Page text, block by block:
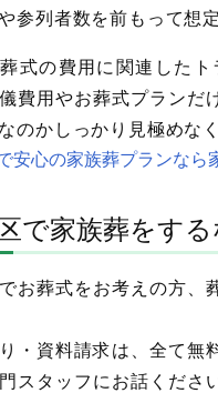
参列者数を前もって想
式の費用に関連した
費用やお葬式プランだ
のかしっかり見極めな
安心の家族葬プランな
で家族葬をす
お葬式をお考えの方、
・資料請求は、全て無
スタッフにお話くださ